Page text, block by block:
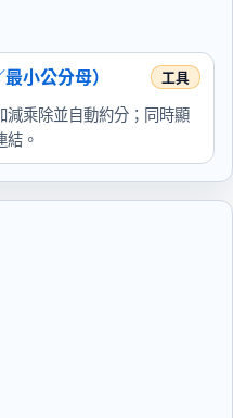
小公分母）
減乘除並自動約分；同時顯
。